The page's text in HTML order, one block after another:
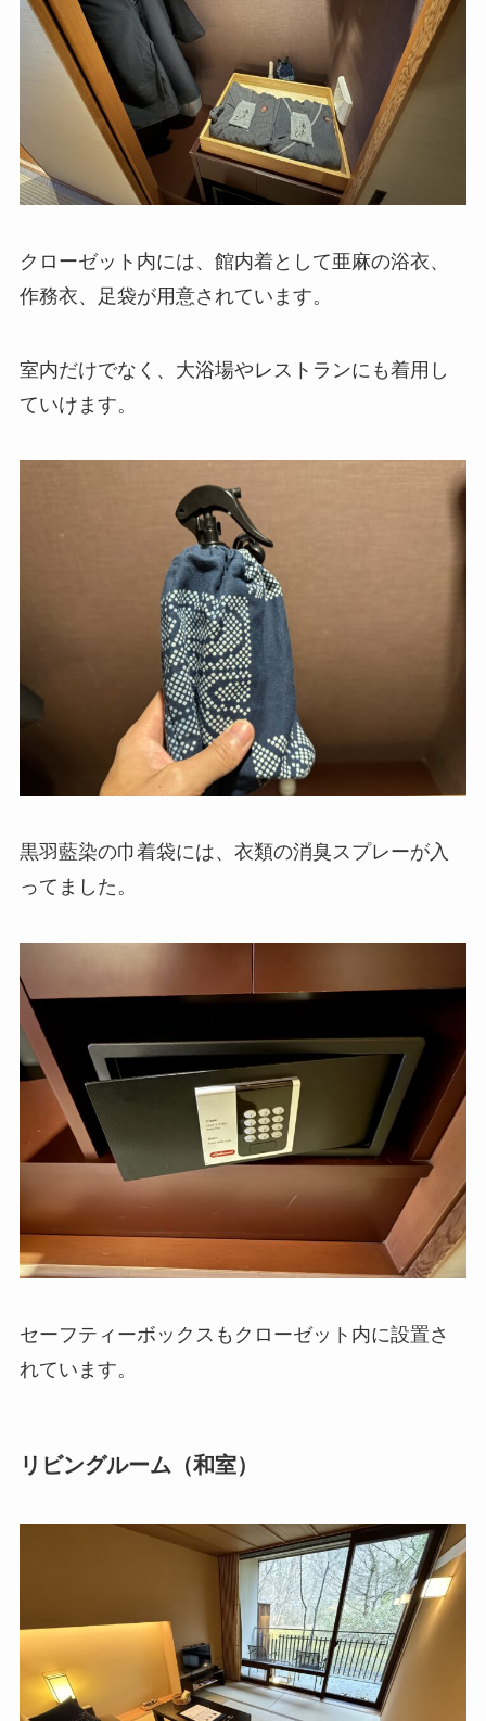
クローゼット内には、館内着として亜麻の浴衣、
作務衣、足袋が用意されています。
室内だけでなく、大浴場やレストランにも着用し
ていけます。
黒羽藍染の巾着袋には、衣類の消臭スプレーが入
ってました。
セーフティーボックスもクローゼット内に設置さ
れています。
リビングルーム（和室）